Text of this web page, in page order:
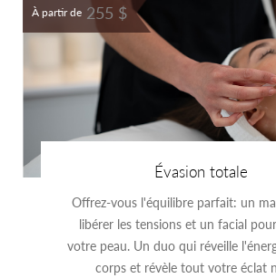
À partir de 255 $
Évasion totale
Offrez-vous l'équilibre parfait: un
libérer les tensions et un facial
votre peau. Un duo qui réveille
corps et révèle tout votre éclat